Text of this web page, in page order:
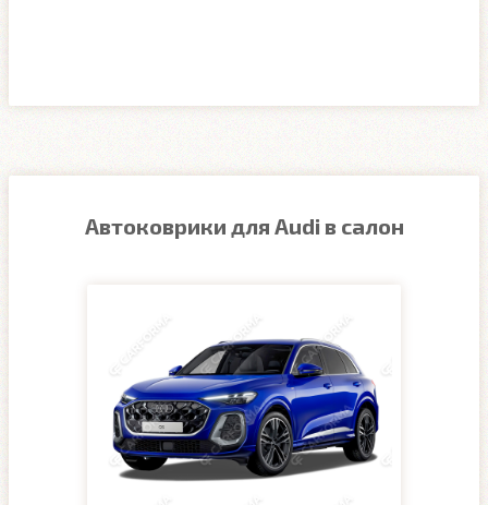
Автоковрики для Audi в салон